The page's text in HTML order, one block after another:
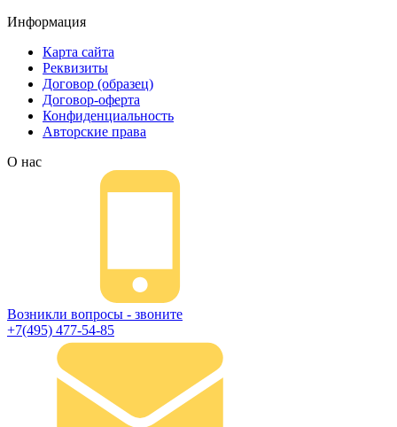
Информация
Карта сайта
Реквизиты
Договор (образец)
Договор-оферта
Конфиденциальность
Авторские права
О нас
Возникли вопросы - звоните
+7(495) 477-54-85